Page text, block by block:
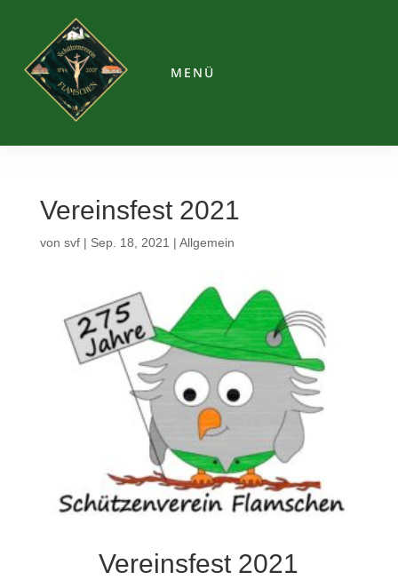
MENÜ
Vereinsfest 2021
von svf| Sep. 18, 2021 | Allgemein
Vereinsfest 2021